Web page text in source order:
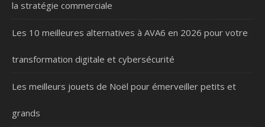
la stratégie commerciale
Les 10 meilleures alternatives à AVA6 en 2026 pour votre
transformation digitale et cybersécurité
Les meilleurs jouets de Noël pour émerveiller petits et
grands